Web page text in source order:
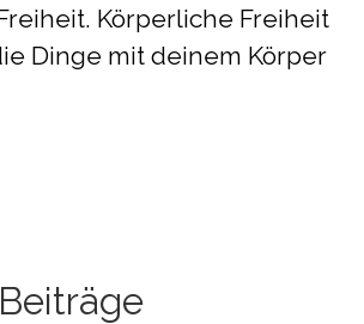
Körperliche Freiheit
Dinge mit deinem Körper